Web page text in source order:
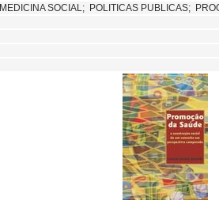
MEDICINA SOCIAL; POLITICAS PUBLICAS;